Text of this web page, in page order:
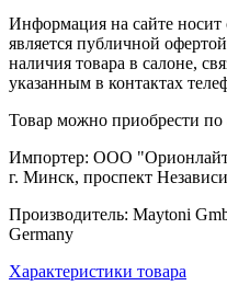
Информация на сайте носит
является публичной
наличия товара в салоне,
указанным в контактах
Товар можно приобрести
Импортер: ООО
г. Минск, проспект
Производитель: Maytoni
Germany
Характеристики товара